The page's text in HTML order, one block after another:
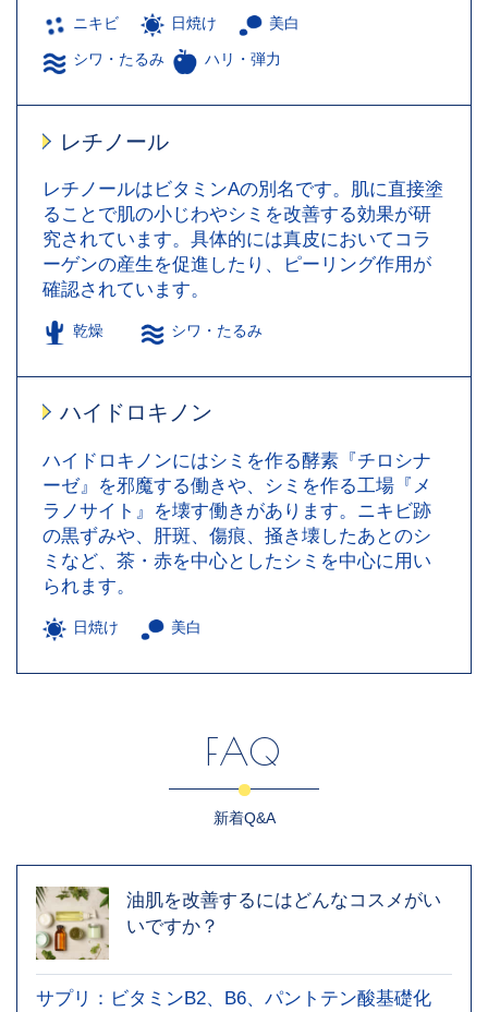
ニキビ 日焼け 美白
シワ・たるみ ハリ・弾力
レチノール
レチノールはビタミンAの別名です。肌に直接塗
ることで肌の小じわやシミを改善する効果が研
究されています。具体的には真皮においてコラ
ーゲンの産生を促進したり、ピーリング作用が
確認されています。
乾燥 シワ・たるみ
ハイドロキノン
ハイドロキノンにはシミを作る酵素『チロシナ
ーゼ』を邪魔する働きや、シミを作る工場『メ
ラノサイト』を壊す働きがあります。ニキビ跡
の黒ずみや、肝斑、傷痕、掻き壊したあとのシ
ミなど、茶・赤を中心としたシミを中心に用い
られます。
日焼け 美白
FAQ
新着Q&A
油肌を改善するにはどんなコスメがい
いですか？
サプリ：ビタミンB2、B6、パントテン酸基礎化